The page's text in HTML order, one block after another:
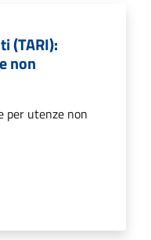
(TARI):
non
per utenze non